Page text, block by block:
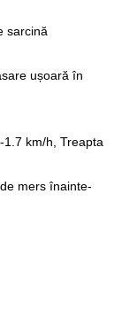
sarcină
ușoară în
1.7 km/h, Treapta
mers înainte-